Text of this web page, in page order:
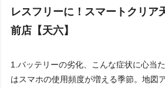
レスフリーに！スマートクリア
前店【天六】
1.バッテリーの劣化、こんな症状に心当
はスマホの使用頻度が増える季節。地図